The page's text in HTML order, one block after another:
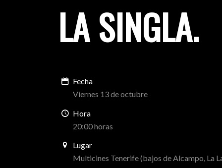
LA SINGLA.
Fecha
Viernes 13 de octubre
Hora
20:00 horas
Lugar
Multicines Tenerife (bajos de Alcampo, La